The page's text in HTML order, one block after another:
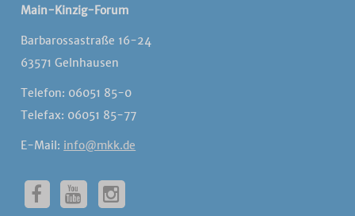
Main-Kinzig-Forum
Barbarossastraße 16-24
63571 Gelnhausen
Telefon: 06051 85-0
Telefax: 06051 85-77
E-Mail: info@mkk.de